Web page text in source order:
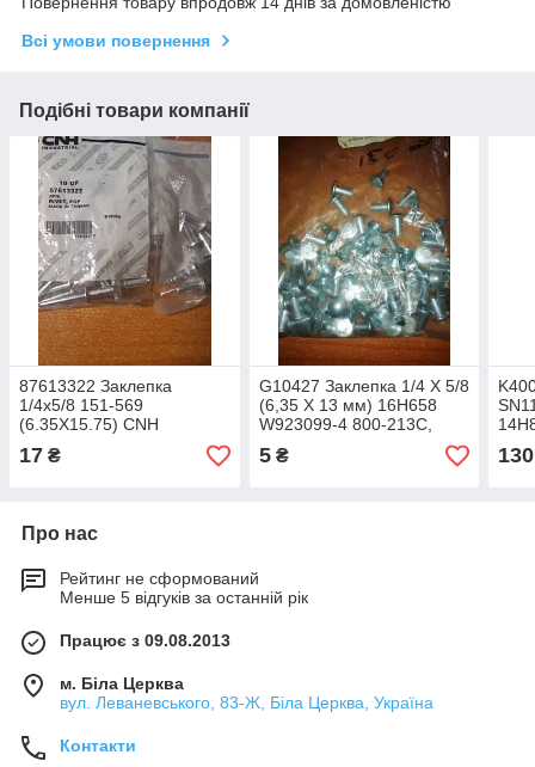
Всі умови повернення
Подібні товари компанії
87613322 Заклепка
1/4х5/8 151-569
(6.35Х15.75) CNH
740CF/3020
17 ₴
G10427 Заклепка 1/4 X 5/8
(6,35 X 13 мм) 16H658
W923099-4 800-213C,
Kinze, JD, Challenger
5₴ 130
Про нас
Рейтинг не сформований
Менше 5 відгуків за останній рік
Працює з 09.08.2013
м. Біла Церква
вул. Леваневського, 83-Ж, Біла Церква, Україна
Контакти